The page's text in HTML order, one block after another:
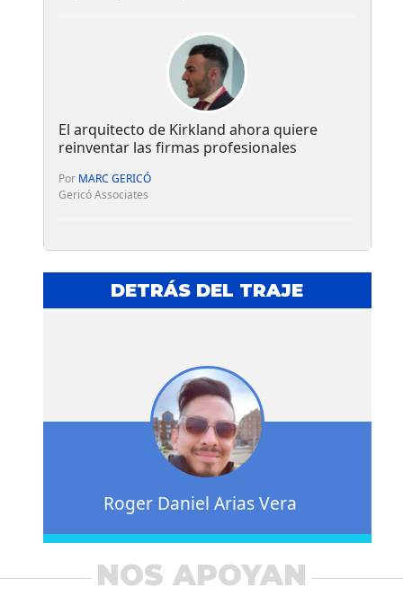
El arquitecto de Kirkland ahora quiere
reinventar las firmas profesionales
Por MARC GERICÓ
Gericó Associates
DETRÁS DEL TRAJE
Roger Daniel Arias Vera
NOS APOYAN